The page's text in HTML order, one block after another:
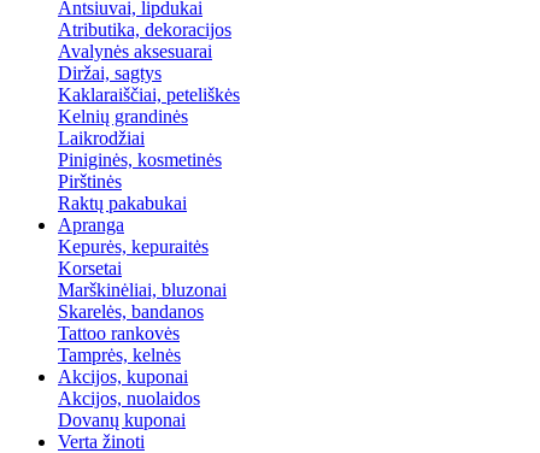
Antsiuvai, lipdukai
Atributika, dekoracijos
Avalynės aksesuarai
Diržai, sagtys
Kaklaraiščiai, peteliškės
Kelnių grandinės
Laikrodžiai
Piniginės, kosmetinės
Pirštinės
Raktų pakabukai
Apranga
Kepurės, kepuraitės
Korsetai
Marškinėliai, bluzonai
Skarelės, bandanos
Tattoo rankovės
Tamprės, kelnės
Akcijos, kuponai
Akcijos, nuolaidos
Dovanų kuponai
Verta žinoti